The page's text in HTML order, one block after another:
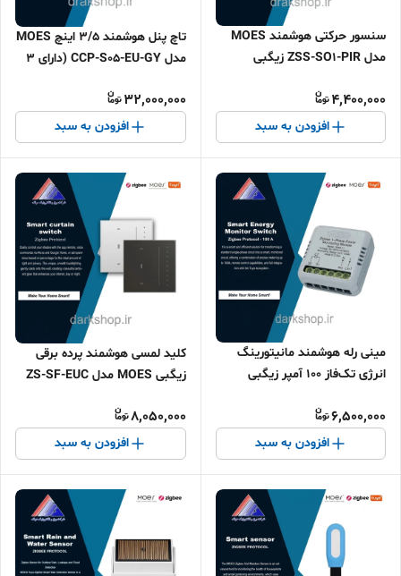
سنسور حرکتی هوشمند MOES
مدل ZSS-SO1-PIR زیگبی
4,400,000
افزودن به سبد
تاچ پنل هوشمند 3/5 اینچ MOES
مدل CCP-S05-EU-GY (دارای 3
32,000,000
افزودن به سبد
مینی رله هوشمند مانیتورینگ
انرژی تک‌فاز 100 آمپر زیگبی
6,500,000
افزودن به سبد
کلید لمسی هوشمند پرده برقی
زیگبی MOES مدل ZS-SF-EUC
8,050,000
افزودن به سبد